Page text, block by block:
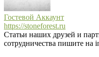
Гостевой Аккаунт
https://stoneforest.ru
Статьи наших друзей и
сотрудничества пишите на